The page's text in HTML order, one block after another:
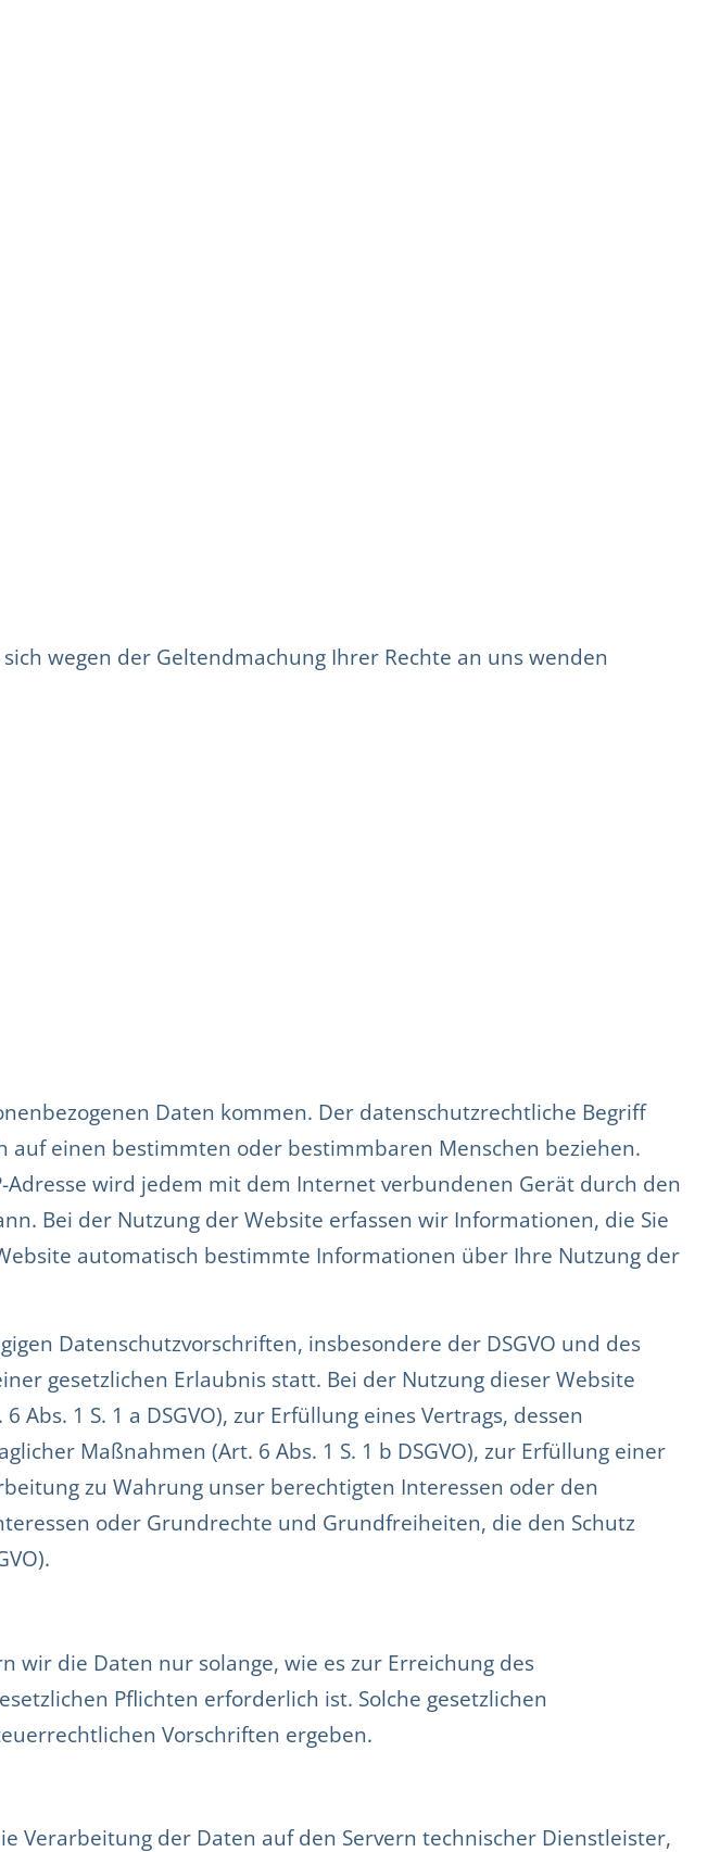
wegen der Geltendmachung Ihrer Rechte an uns wenden
Daten kommen. Der datenschutzrechtliche Begriff
auf einen bestimmten oder bestimmbaren Menschen beziehen.
Adresse wird jedem mit dem Internet verbundenen Gerät durch den
Bei der Nutzung der Website erfassen wir Informationen, die Sie
automatisch bestimmte Informationen über Ihre Nutzung der
Datenschutzvorschriften, insbesondere der DSGVO und des
gesetzlichen Erlaubnis statt. Bei der Nutzung dieser Website
1 S. 1 a DSGVO), zur Erfüllung eines Vertrags, dessen
Maßnahmen (Art. 6 Abs. 1 S. 1 b DSGVO), zur Erfüllung einer
zu Wahrung unser berechtigten Interessen oder den
oder Grundrechte und Grundfreiheiten, die den Schutz
wir die Daten nur solange, wie es zur Erreichung des
Pflichten erforderlich ist. Solche gesetzlichen
Vorschriften ergeben.
Verarbeitung der Daten auf den Servern technischer Dienstleister,